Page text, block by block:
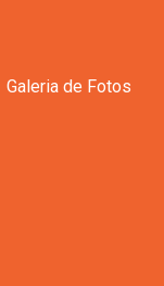
Galeria de Fotos